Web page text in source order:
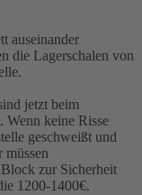
auseinander
die Lagerschalen von
jetzt beim
Wenn keine Risse
geschweißt und
zur Sicherheit
1200-1400€.